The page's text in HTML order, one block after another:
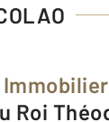
Immobilier